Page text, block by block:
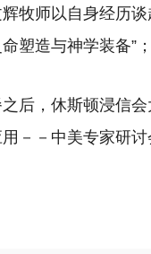
牧师以自身经历
塑造与神学装备”
后，休斯顿浸信
－－中美专家研讨